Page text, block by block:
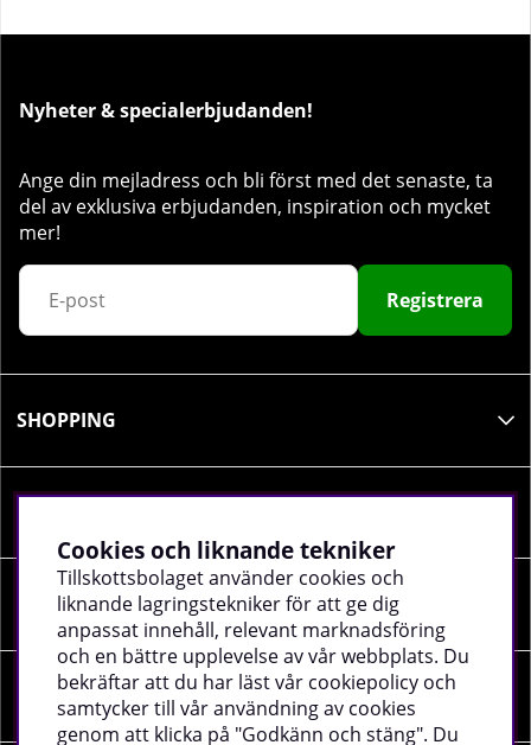
Nyheter & specialerbjudanden!
Ange din mejladress och bli först med det senaste, ta
del av exklusiva erbjudanden, inspiration och mycket
mer!
Registrera
SHOPPING
SOCIALA MEDIER
FÖRETAGSUPPGIFTER
Cookies och liknande tekniker
Tillskottsbolaget använder cookies och
liknande lagringstekniker för att ge dig
anpassat innehåll, relevant marknadsföring
och en bättre upplevelse av vår webbplats. Du
bekräftar att du har läst vår cookiepolicy och
samtycker till vår användning av cookies
genom att klicka på "Godkänn och stäng". Du